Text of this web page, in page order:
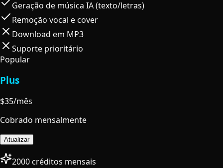
Geração de música IA (texto/letras)
Remoção vocal e cover
Download em MP3
Suporte prioritário
Popular
Plus
$35/mês
Cobrado mensalmente
Atualizar
2000 créditos mensais